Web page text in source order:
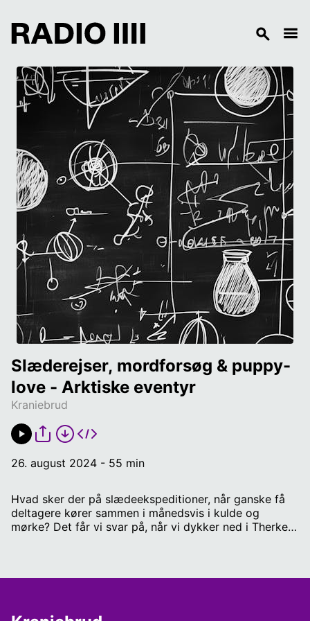
Kraniebrud
Slæderejser, mordforsøg & puppy-
love - Arktiske eventyr
26. august 2024 - 55 min
Hvad sker der på slædeekspeditioner, når ganske få
deltagere kører sammen i månedsvis i kulde og
mørke? Det får vi svar på, når vi dykker ned i Therkel
mødte, men også på drama. Herunder stridigheder